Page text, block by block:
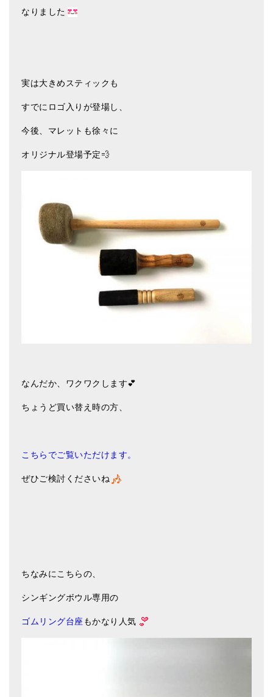
なりました
実は大きめスティックも
すでにロゴ入りが登場し、
今後、マレットも徐々に
オリジナル登場予定💨
なんだか、ワクワクします💕
ちょうど買い替え時の方、
こちらでご覧いただけます。
ぜひご検討くださいね
ちなみにこちらの、
シンギングボウル専用の
ゴムリング台座 もかなり人気